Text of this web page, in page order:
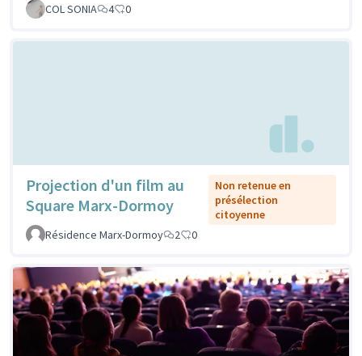
COL SONIA 4 0
Projection d'un film au
Square Marx-Dormoy
Non retenue en
présélection
citoyenne
Résidence Marx-Dormoy
2 0